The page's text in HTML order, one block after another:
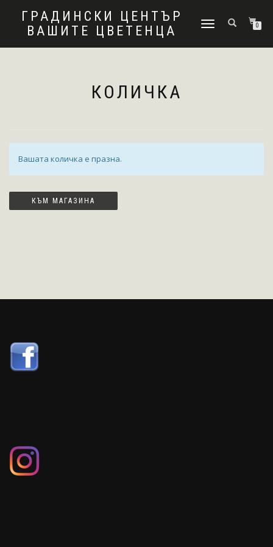
ГРАДИНСКИ ЦЕНТЪР
ВАШИТЕ ЦВЕТЕНЦА
ПРЕВКЛЮЧВАНЕ
НАВИГАЦИЯТА
0
КОЛИЧКА
Вашата количка е празна.
КЪМ МАГАЗИНА